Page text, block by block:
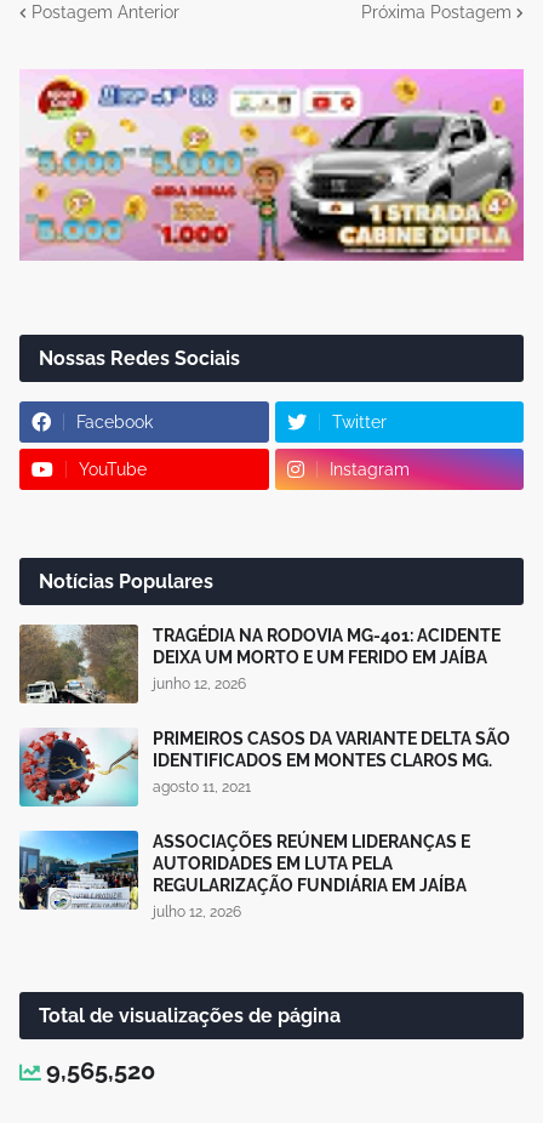
Postagem Anterior Próxima Postagem
Nossas Redes Sociais
Facebook Twitter
YouTube Instagram
Notícias Populares
TRAGÉDIA NA RODOVIA MG-401: ACIDENTE
DEIXA UM MORTO E UM FERIDO EM JAÍBA
junho 12, 2026
PRIMEIROS CASOS DA VARIANTE DELTA SÃO
IDENTIFICADOS EM MONTES CLAROS MG.
agosto 11, 2021
ASSOCIAÇÕES REÚNEM LIDERANÇAS E
AUTORIDADES EM LUTA PELA
REGULARIZAÇÃO FUNDIÁRIA EM JAÍBA
julho 12, 2026
Total de visualizações de página
9,565,520